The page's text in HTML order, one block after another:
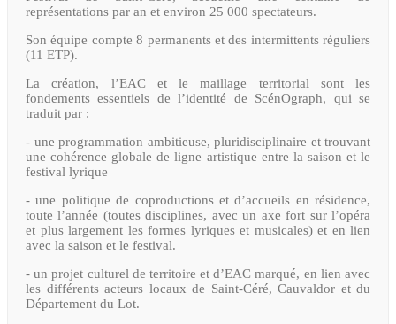
représentations par an et environ 25 000 spectateurs.
Son équipe compte 8 permanents et des intermittents réguliers
(11 ETP).
La création, l’EAC et le maillage territorial sont les
fondements essentiels de l’identité de ScénOgraph, qui se
traduit par :
- une programmation ambitieuse, pluridisciplinaire et trouvant
une cohérence globale de ligne artistique entre la saison et le
festival lyrique
- une politique de coproductions et d’accueils en résidence,
toute l’année (toutes disciplines, avec un axe fort sur l’opéra
et plus largement les formes lyriques et musicales) et en lien
avec la saison et le festival.
- un projet culturel de territoire et d’EAC marqué, en lien avec
les différents acteurs locaux de Saint-Céré, Cauvaldor et du
Département du Lot.